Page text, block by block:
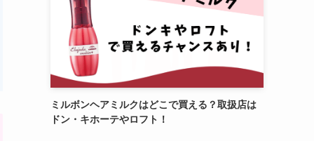
ミルボンヘアミルクはどこで買える？取扱店は
ドン・キホーテやロフト！